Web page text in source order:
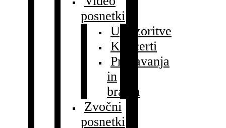
posnetki
Uprizoritve
Koncerti
Predavanja
in
branja
Zvočni
posnetki